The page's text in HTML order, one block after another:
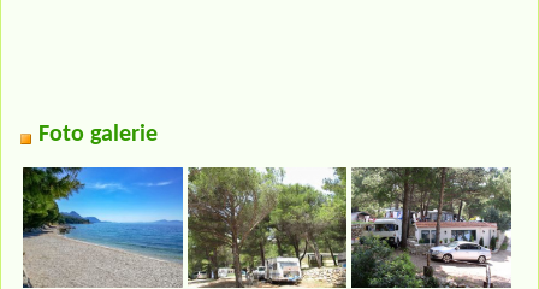
Foto galerie